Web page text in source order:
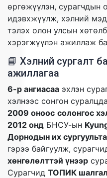
өргөжүүлэн, сурагчдын
идэвхжүүлж, хэлний
тэлэх олон улсын
хэрэгжүүлэн ажиллаж
📘 Хэлний сургалт
ажиллагаа
6-р ангиасаа эхлэн
хэлнээс сонгон
2009 оноос солонгос
2012 онд БНСУ-ын
Дорнодын их
гэрээ байгуулж,
хөнгөлөлттэй үнээр
Сурагчид ТОПИК